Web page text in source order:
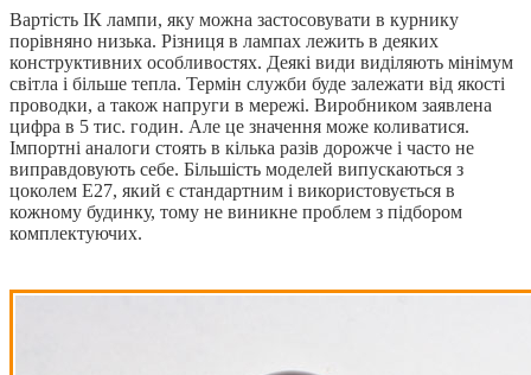
Вартість ІК лампи, яку можна застосовувати в курнику
порівняно низька. Різниця в лампах лежить в деяких
конструктивних особливостях. Деякі види виділяють мінімум
світла і більше тепла. Термін служби буде залежати від якості
проводки, а також напруги в мережі. Виробником заявлена
цифра в 5 тис. годин. Але це значення може коливатися.
Імпортні аналоги стоять в кілька разів дорожче і часто не
виправдовують себе. Більшість моделей випускаються з
цоколем E27, який є стандартним і використовується в
кожному будинку, тому не виникне проблем з підбором
комплектуючих.